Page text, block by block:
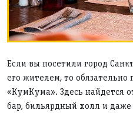
Если вы посетили город
его жителем, то обязательно
«КумКума». Здесь найдется
бар, бильярдный холл и даже